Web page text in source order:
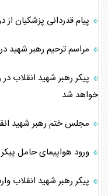
پیام قدردانی پزشکیان
مراسم ترحیم رهبر
پیکر رهبر شهید انقلاب
خواهد شد
مجلس ختم رهبر شهید
ورود هواپیمای حامل
پیکر رهبر شهید انقلاب